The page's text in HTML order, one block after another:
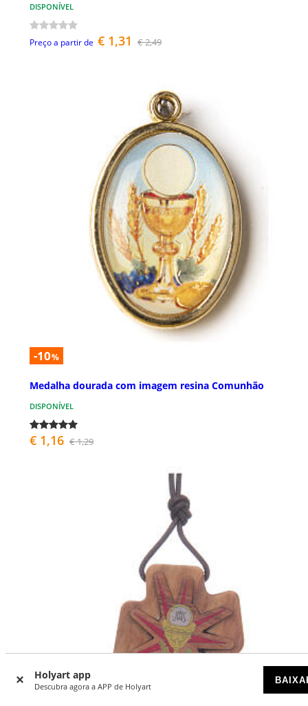
Holyart app
Descubra agora a APP de Holyart
DISPONÍVEL
Preço a partir de € 1,31 € 2,49
-10%
Medalha dourada com imagem resina Comunhão
DISPONÍVEL
€ 1,16 € 1,29